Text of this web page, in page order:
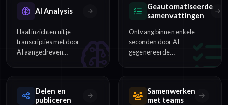
tijdstempels op
woordniveau.
AI Analysis
Haal inzichten uit je
transcripties met door
AI aangedreven
Geautomatiseerde
samenvattingen
Ontvang binnen enkele
seconden door AI
gegenereerde
aan content.
Delen en
publiceren
Samenwerken
met teams